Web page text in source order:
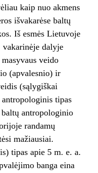
kaip nuo akmens
išvakarėse baltų
Iš esmės Lietuvoje
dalyje
veido
(apvalesnio) ir
(sąlygiškai
tipas
antropologinio
randamų
mažiausiai.
tipas apie 5 m. e. a.
banga eina